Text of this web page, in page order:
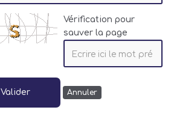
Vérification pour
sauver la page
Valider Annuler